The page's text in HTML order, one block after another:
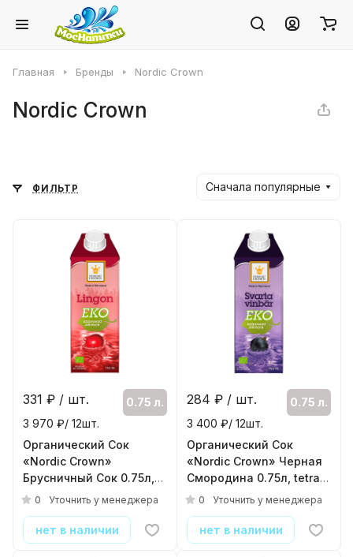
Главная Бренды Nordic Crown
Nordic Crown
ФИЛЬТР Сначала популярные
331 ₽ / шт.
0.75 л.
3 970 ₽/ 12шт.
Органический Сок
«Nordic Crown»
Брусничный Сок 0.75л,
tetra pak
0 Уточнить у менеджера
нет в наличии
284 ₽ / шт.
0.75 л.
3 400 ₽/ 12шт.
Органический Сок
«Nordic Crown» Черная
Смородина 0.75л, tetra
pak
0 Уточнить у менеджера
нет в наличии